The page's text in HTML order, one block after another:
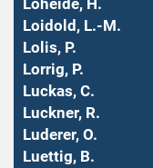
Loheide, H.
Loidold, L.-M.
Lolis, P.
Lorrig, P.
Luckas, C.
Luckner, R.
Luderer, O.
Luettig, B.